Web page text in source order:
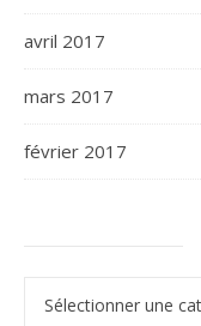
avril 2017
mars 2017
février 2017